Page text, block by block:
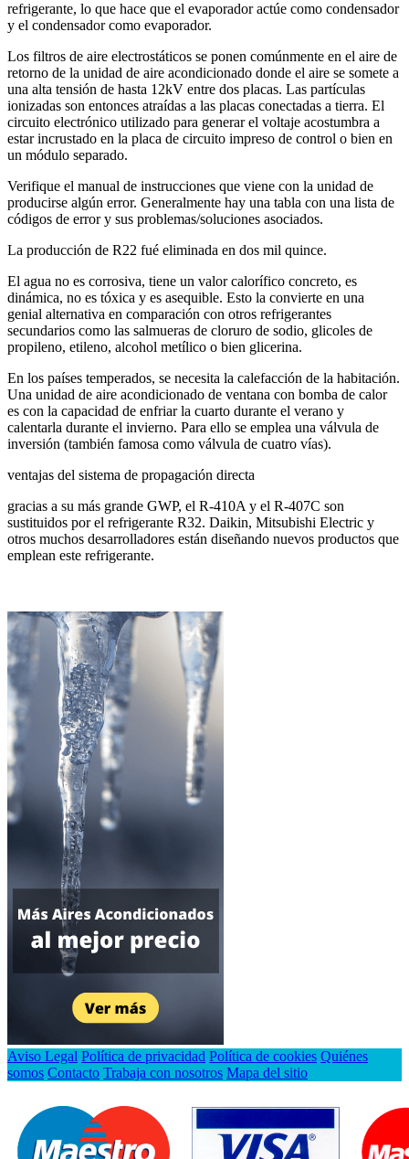
refrigerante, lo que hace que el evaporador actúe como condensador
y el condensador como evaporador.
Los filtros de aire electrostáticos se ponen comúnmente en el aire de
retorno de la unidad de aire acondicionado donde el aire se somete a
una alta tensión de hasta 12kV entre dos placas. Las partículas
ionizadas son entonces atraídas a las placas conectadas a tierra. El
circuito electrónico utilizado para generar el voltaje acostumbra a
estar incrustado en la placa de circuito impreso de control o bien en
un módulo separado.
Verifique el manual de instrucciones que viene con la unidad de
producirse algún error. Generalmente hay una tabla con una lista de
códigos de error y sus problemas/soluciones asociados.
La producción de R22 fué eliminada en dos mil quince.
El agua no es corrosiva, tiene un valor calorífico concreto, es
dinámica, no es tóxica y es asequible. Esto la convierte en una
genial alternativa en comparación con otros refrigerantes
secundarios como las salmueras de cloruro de sodio, glicoles de
propileno, etileno, alcohol metílico o bien glicerina.
En los países temperados, se necesita la calefacción de la habitación.
Una unidad de aire acondicionado de ventana con bomba de calor
es con la capacidad de enfriar la cuarto durante el verano y
calentarla durante el invierno. Para ello se emplea una válvula de
inversión (también famosa como válvula de cuatro vías).
ventajas del sistema de propagación directa
gracias a su más grande GWP, el R-410A y el R-407C son
sustituidos por el refrigerante R32. Daikin, Mitsubishi Electric y
otros muchos desarrolladores están diseñando nuevos productos que
emplean este refrigerante.
Aviso Legal Política de privacidad Política de cookies Quiénes
somos Contacto Trabaja con nosotros Mapa del sitio